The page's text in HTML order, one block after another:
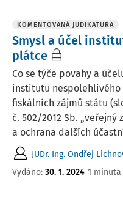
KOMENTOVANÁ JUDIKATURA
Smysl a účel
plátce
Co se týče povahy a
institutu
fiskálních zájmů státu
č. 502/2012 Sb. „veřejný
a ochrana dalších
JUDr. Ing. Ondřej
Vydáno: 30. 1. 2024 1